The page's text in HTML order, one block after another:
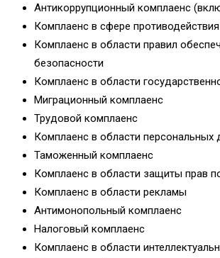
Антикоррупционный комплаенс
Комплаенс в сфере
Комплаенс в области правил
безопасности
Комплаенс в области
Миграционный комплаенс
Трудовой комплаенс
Комплаенс в области персональных
Таможенный комплаенс
Комплаенс в области защиты прав
Комплаенс в области рекламы
Антимонопольный комплаенс
Налоговый комплаенс
Комплаенс в области